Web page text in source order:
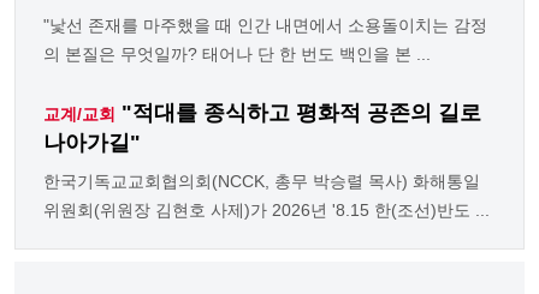
"낯선 존재를 마주했을 때 인간 내면에서 소용돌이치는 감정
의 본질은 무엇일까? 태어나 단 한 번도 백인을 본 ...
교계/교회 "적대를 종식하고 평화적 공존의 길로
나아가길"
한국기독교교회협의회(NCCK, 총무 박승렬 목사) 화해통일
위원회(위원장 김현호 사제)가 2026년 '8.15 한(조선)반도 ...